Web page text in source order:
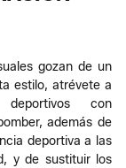
gozan de un
estilo, atrévete a
con
además de
deportiva a las
y de sustituir los